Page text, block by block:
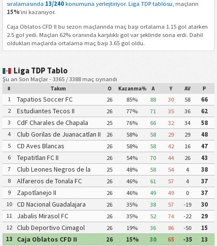
sıralamasında 13/240konumuna yerleştiriyor. Liga TDP tablosu, maçların
15%'ini kazanıyor.
Caja Oblatos CFD II bu sezon maçlarında maç başı ortalama 1.15 gol atarken
2.5 gol yedi. Maçları 62% oranında karşılıklı gol var şeklinde sona erdi. Dahil
oldukları maçlarda ortalama maç başı 3.65 gol oldu.
Liga TDP Tablo
Şu an Son Maçlar - 3365 / 3388 maç oynandı
# Takım O Kazanma% A Y AV P
1 Tapatios Soccer FC 26 85% 88 30 58
66
2
Estudiantes Tecos II 26 77% 71 35 36
62
3
CdF Charales de Chapala 25 76% 66 32 34
58
4
Club Gorilas de Juanacatlan II 26 58% 58 29 29
48
5
CD Aves Blancas 26 58% 58 42 16
47
6
Tepatitlan FC II 26 54% 70 44 26
43
7
Club Leones Negros de la
Universidad de Guadalajara III
25 48% 58 54 4
38
8
Alfareros de Tonala FC 26 46% 61 57 4
37
9
Zapotlanejo II 26 46% 49 49 0
37
10
CD Nacional Guadalajara 26 35% 38 57 -19
30
11
Jabalis Mirasol FC 26 35% 52 74 -22
29
12
Club Deportivo Cimagol 26 19% 36 86 -50
15
13
Caja Oblatos CFD II 26 15% 30 65 -35
13